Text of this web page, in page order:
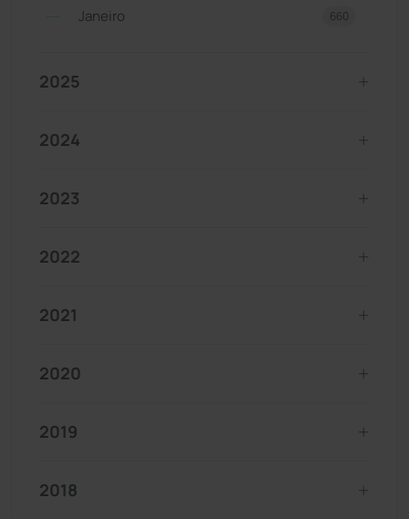
Janeiro 660
2025
2024
2023
2022
2021
2020
2019
2018